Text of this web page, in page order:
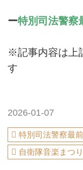
ー特別司法警察
※記事内容は上
す
2026-01-07
特別司法警察最
自衛隊音楽まつり